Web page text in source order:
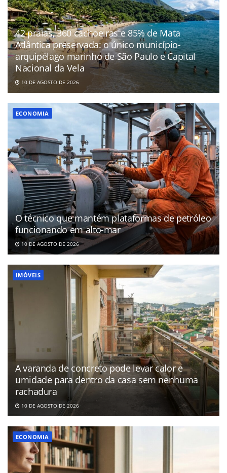
42 praias, 360 cachoeiras e 85% de Mata
Atlântica preservada: o único município-
arquipélago marinho de São Paulo e Capital
Nacional da Vela
10 DE AGOSTO DE 2026
ECONOMIA
O técnico que mantém plataformas de petróleo
funcionando em alto-mar
10 DE AGOSTO DE 2026
IMÓVEIS
A varanda de concreto pode levar calor e
umidade para dentro da casa sem nenhuma
rachadura
10 DE AGOSTO DE 2026
ECONOMIA